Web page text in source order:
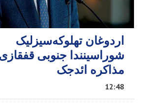
اردوغان تهلوکه‌سیزلیک
شوراسینندا جنوبی
مذاکره ائد‌جک
12:48